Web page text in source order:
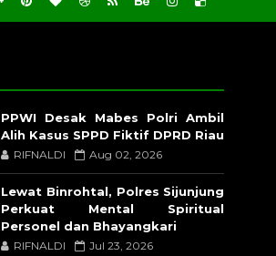
PPWI Desak Mabes Polri Ambil
Alih Kasus SPPD Fiktif DPRD Riau
RIFNALDI Aug 02, 2026
Lewat Binrohtal, Polres Sijunjung
Perkuat Mental Spiritual
Personel dan Bhayangkari
RIFNALDI Jul 23, 2026